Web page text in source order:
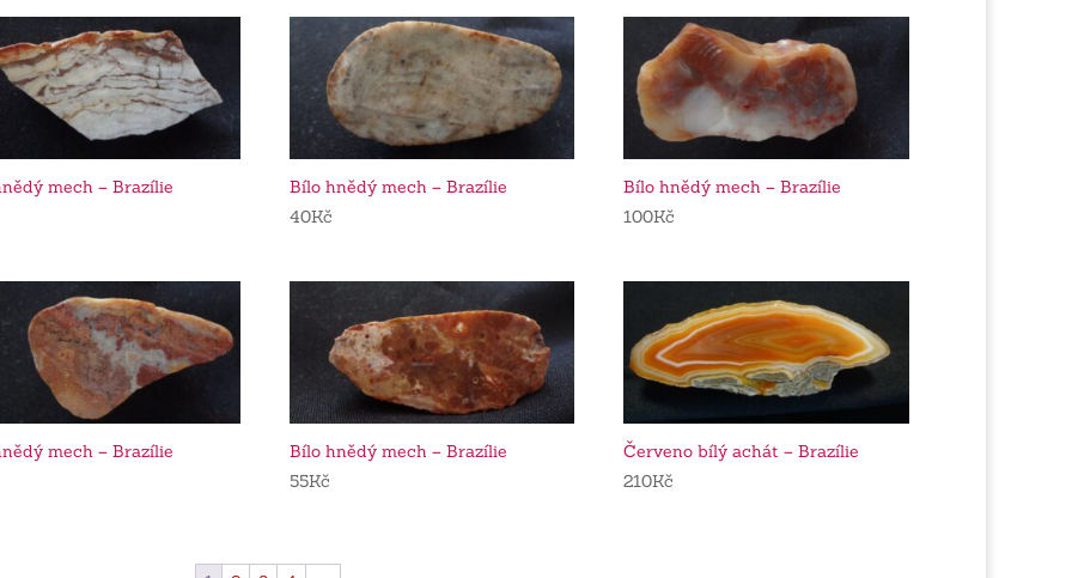
mech – Brazílie
Bílo hnědý mech – Brazílie
40Kč
Bílo hnědý mech – Brazílie
100Kč
mech – Brazílie
Bílo hnědý mech – Brazílie
55Kč
Červeno bílý achát – Brazílie
210Kč